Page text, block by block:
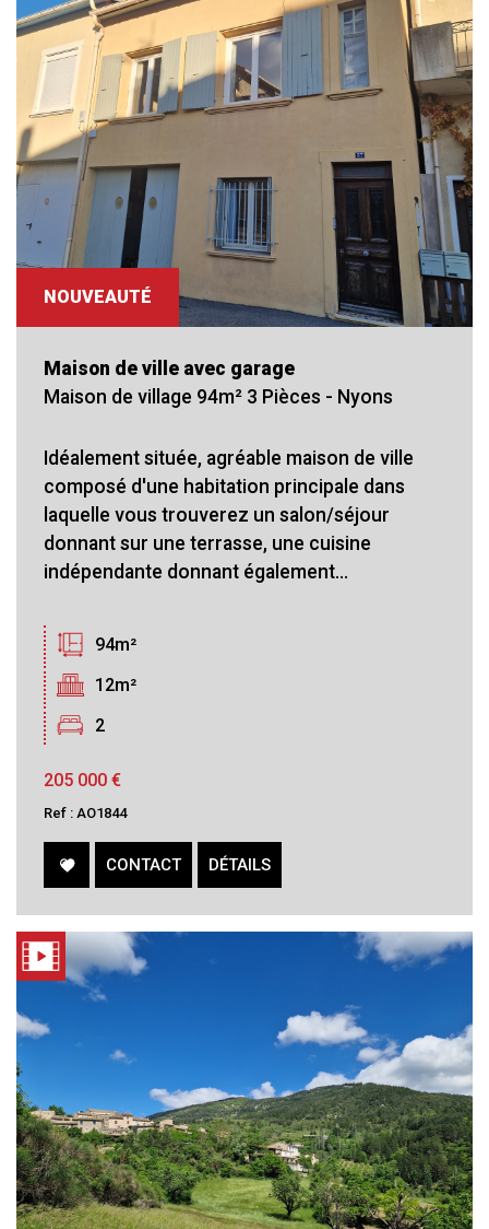
NOUVEAUTÉ
Maison de ville avec garage
Maison de village 94m² 3 Pièces - Nyons
Idéalement située, agréable maison de ville
composé d'une habitation principale dans
laquelle vous trouverez un salon/séjour
donnant sur une terrasse, une cuisine
indépendante donnant également...
94m²
12m²
2
205 000 €
Ref : AO1844
CONTACT DÉTAILS